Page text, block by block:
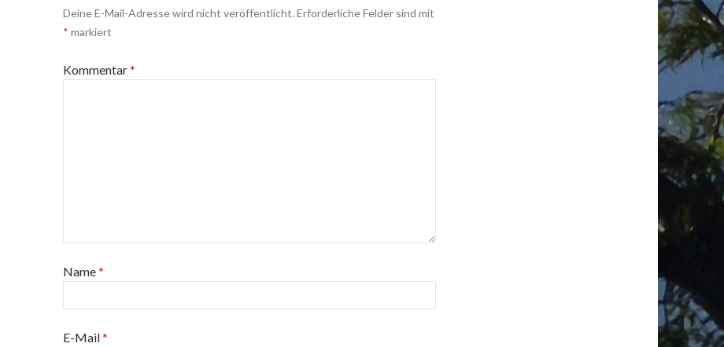
Deine E-Mail-Adresse wird nicht veröffentlicht. Erforderliche Felder sind mit
* markiert
Kommentar*
Name*
E-Mail*